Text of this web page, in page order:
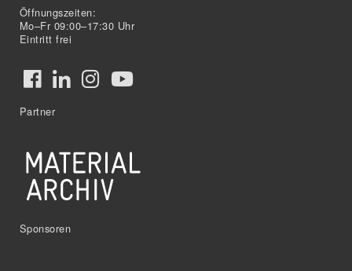
Öffnungszeiten:
Mo–Fr 09:00–17:30 Uhr
Eintritt frei
Partner
Sponsoren